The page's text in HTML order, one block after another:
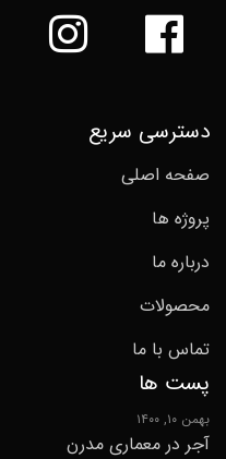
دسترسی سریع
صفحه اصلی
پروژه ها
درباره ما
محصولات
تماس با ما
پست ها
بهمن ۱۰, ۱۴۰۰
آجر در معماری مدرن